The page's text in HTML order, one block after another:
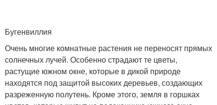
Бугенвиллия
Очень многие комнатные растения не переносят прямых
солнечных лучей. Особенно страдают те цветы,
растущие южном окне, которые в дикой природе
находятся под защитой высоких деревьев, создающих
разреженную полутень. Кроме этого, земля в горшках